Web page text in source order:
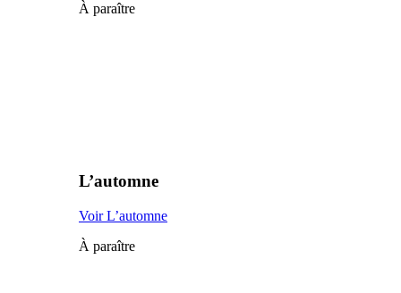
À paraître
L’automne
Voir L’automne
À paraître